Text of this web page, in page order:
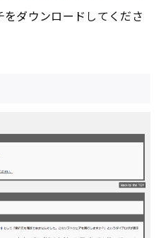
ダウンロードしてくださ